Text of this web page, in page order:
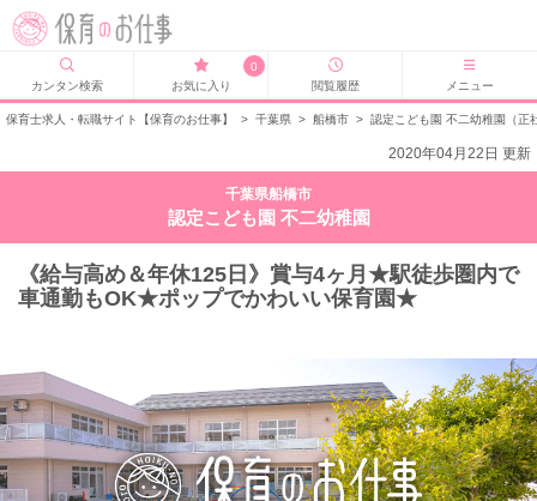
カンタン検索
0
お気に入り
閲覧履歴 メニュー
保育士求人・転職サイト【保育のお仕事】 > 千葉県 > 船橋市 > 認定こども園 不二幼稚園（正
2020年04月22日 更新
千葉県船橋市
認定こども園 不二幼稚園
《給与高め＆年休125日》賞与4ヶ月★駅徒歩圏内で
車通勤もOK★ポップでかわいい保育園★